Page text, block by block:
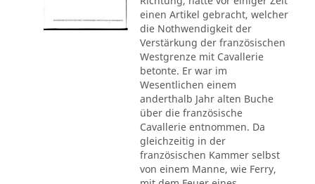
einen Artikel gebracht, welcher
die Nothwendigkeit der
Verstärkung der französischen
Westgrenze mit Cavallerie
betonte. Er war im
Wesentlichen einem
anderthalb Jahr alten Buche
über die französische
Cavallerie entnommen. Da
gleichzeitig in der
französischen Kammer selbst
von einem Manne, wie Ferry,